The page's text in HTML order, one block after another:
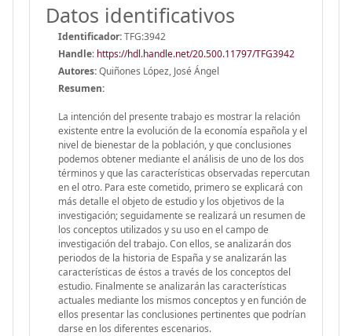
Datos identificativos
Identificador:TFG:3942
Handle: https://hdl.handle.net/20.500.11797/TFG3942
Autores:Quiñones López, José Ángel
Resumen:
La intención del presente trabajo es mostrar la relación
existente entre la evolución de la economía española y el
nivel de bienestar de la población, y que conclusiones
podemos obtener mediante el análisis de uno de los dos
términos y que las características observadas repercutan
en el otro. Para este cometido, primero se explicará con
más detalle el objeto de estudio y los objetivos de la
investigación; seguidamente se realizará un resumen de
los conceptos utilizados y su uso en el campo de
investigación del trabajo. Con ellos, se analizarán dos
periodos de la historia de España y se analizarán las
características de éstos a través de los conceptos del
estudio. Finalmente se analizarán las características
actuales mediante los mismos conceptos y en función de
ellos presentar las conclusiones pertinentes que podrían
darse en los diferentes escenarios.